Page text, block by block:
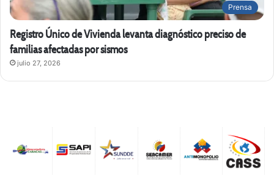
Prensa
Registro Único de Vivienda levanta diagnóstico preciso de
familias afectadas por sismos
julio 27, 2026